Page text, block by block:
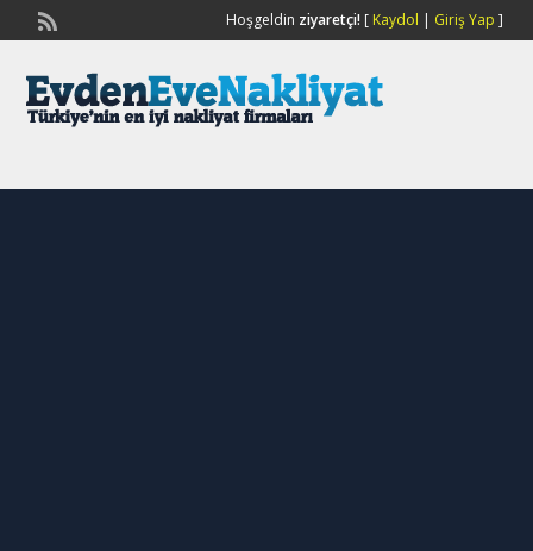
Hoşgeldin ziyaretçi![ Kaydol | Giriş Yap ]